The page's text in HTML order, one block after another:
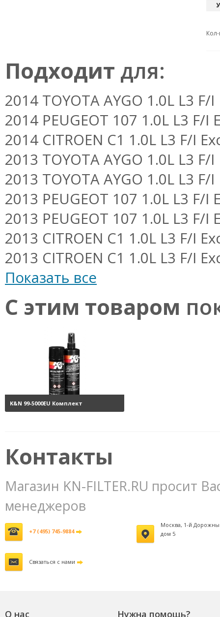
Подходит для:
2014 TOYOTA AYGO 1.0L L3 F/I
2014 PEUGEOT 107 1.0L L3 F/I
2014 CITROEN C1 1.0L L3 F/I
2013 TOYOTA AYGO 1.0L L3 F/I
2013 TOYOTA AYGO 1.0L L3 F/I
2013 PEUGEOT 107 1.0L L3 F/I
2013 PEUGEOT 107 1.0L L3 F/I
2013 CITROEN C1 1.0L L3 F/I
2013 CITROEN C1 1.0L L3 F/I
Показать все
С этим товаром
K&N 99-5000EU Комплект
Контакты
Магазин KN-FILTER.RU просит
менеджеров
+7 (495) 745-9884
Москва, 1-й
дом 5
Связаться с нами
О нас Нужна помощь?